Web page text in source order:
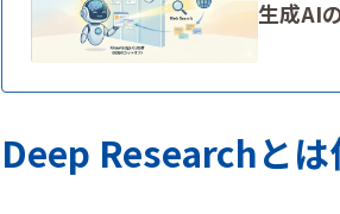
生成AI
Deep Researchとは